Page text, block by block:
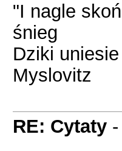
"I nagle
śnieg
Dziki
Myslovitz
RE: Cytaty -